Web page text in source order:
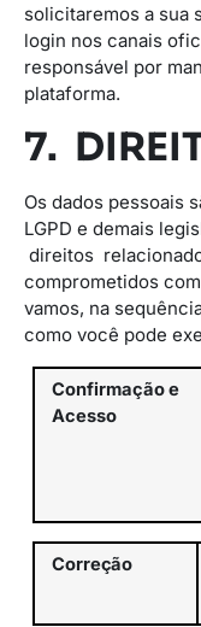
solicitaremos a sua
login nos canais
responsável por
plataforma.
7.
Os dados pessoais
LGPD e demais
direitos
comprometidos
vamos, na
como você pode
Confirmaçãoe
Acesso
Correção